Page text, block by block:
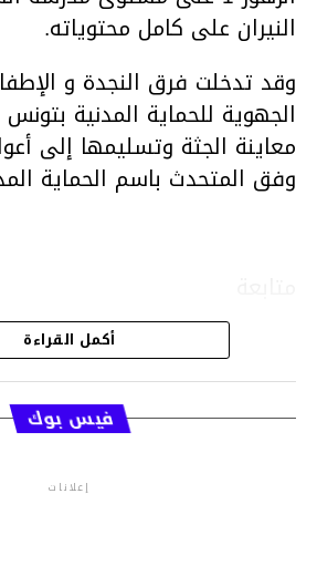
النيران على كامل محتوياته.
وقد تدخلت فرق النجدة و
الجهوية للحماية المدنية
معاينة الجثة وتسليمها إلى
وفق المتحدث باسم الحماية
قسم الاخبار
أكمل القراءة
فيس بوك
إعلانات